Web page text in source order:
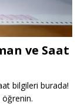
ve Saat
bilgileri burada!
öğrenin.